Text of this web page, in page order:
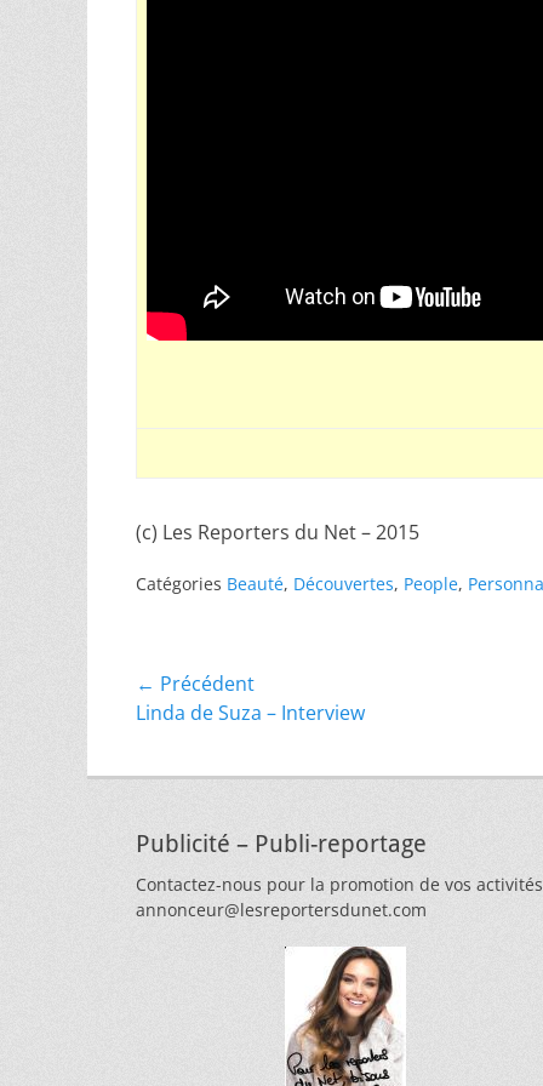
(c) Les Reporters du Net – 2015
Catégories Beauté, Découvertes, People,
Navigation
de
l’article
← Précédent
Article
Linda de Suza – Interview
Publicité – Publi-reportage
Contactez-nous pour la promotion de vos
annonceur@lesreportersdunet.com